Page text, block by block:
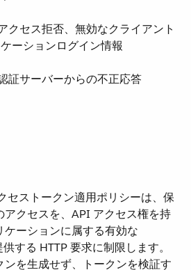
クセス拒否、無効なクライアント
ーションログイン情報
証サーバーからの不正応答
ストークン適用ポリシーは、保
アクセスを、API アクセス権を持
ーションに属する有効な
する HTTP 要求に制限します。
ンを生成せず、トークンを検証す